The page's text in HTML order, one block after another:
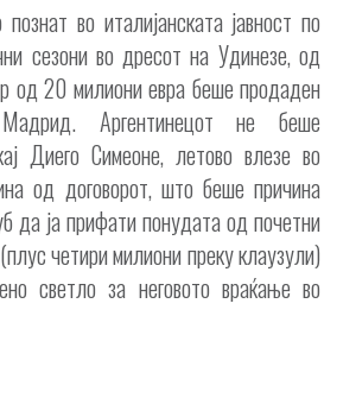
во италијанската јавност по
сезони во дресот на Удинезе, од
од 20 милиони евра беше продаден
Аргентинецот не беше
Диего Симеоне, летово влезе во
од договорот, што беше причина
да ја прифати понудата од почетни
четири милиони преку клаузули)
светло за неговото враќање во